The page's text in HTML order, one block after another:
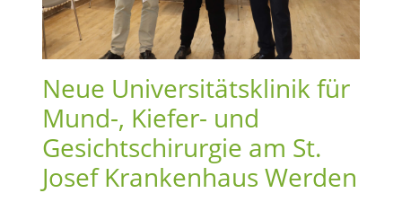
Neue Universitätsklinik für
Mund-, Kiefer- und
Gesichtschirurgie am St.
Josef Krankenhaus Werden